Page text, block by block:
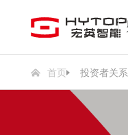
首页 投资者关系